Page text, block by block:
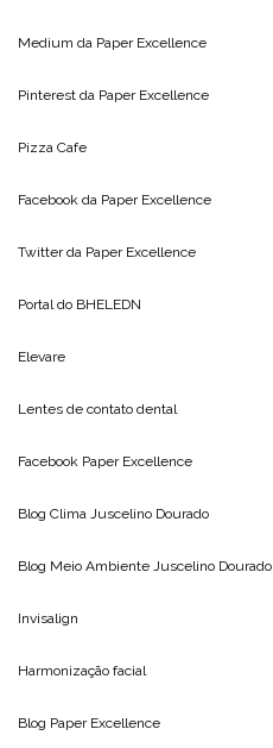
Medium da Paper Excellence
Pinterest da Paper Excellence
Pizza Cafe
Facebook da Paper Excellence
Twitter da Paper Excellence
Portal do BHELEDN
Elevare
Lentes de contato dental
Facebook Paper Excellence
Blog Clima Juscelino Dourado
Blog Meio Ambiente Juscelino Dourado
Invisalign
Harmonização facial
Blog Paper Excellence